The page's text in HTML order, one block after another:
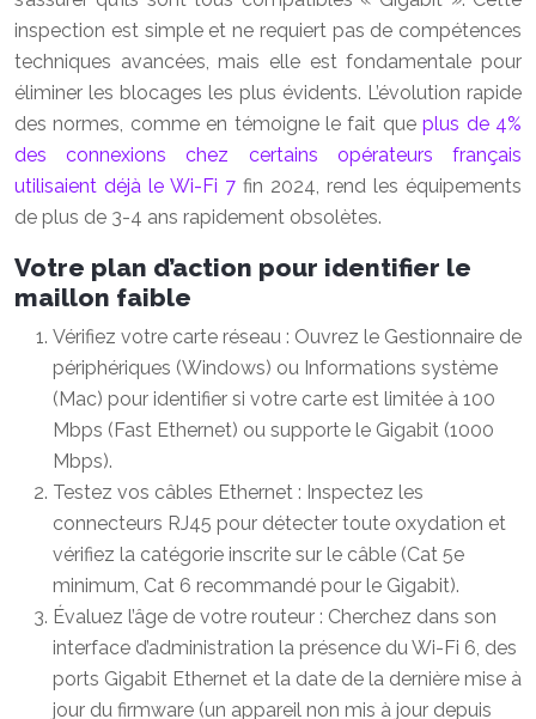
inspection est simple et ne requiert pas de compétences
techniques avancées, mais elle est fondamentale pour
éliminer les blocages les plus évidents. L’évolution rapide
des normes, comme en témoigne le fait queplus de 4%
des connexions chez certains opérateurs français
utilisaient déjà le Wi-Fi 7 fin 2024, rend les équipements
de plus de 3-4 ans rapidement obsolètes.
Votre plan d’action pour identifier le
maillon faible
Vérifiez votre carte réseau : Ouvrez le Gestionnaire de
périphériques (Windows) ou Informations système
(Mac) pour identifier si votre carte est limitée à 100
Mbps (Fast Ethernet) ou supporte le Gigabit (1000
Mbps).
Testez vos câbles Ethernet : Inspectez les
connecteurs RJ45 pour détecter toute oxydation et
vérifiez la catégorie inscrite sur le câble (Cat 5e
minimum, Cat 6 recommandé pour le Gigabit).
Évaluez l’âge de votre routeur : Cherchez dans son
interface d’administration la présence du Wi-Fi 6, des
ports Gigabit Ethernet et la date de la dernière mise à
jour du firmware (un appareil non mis à jour depuis